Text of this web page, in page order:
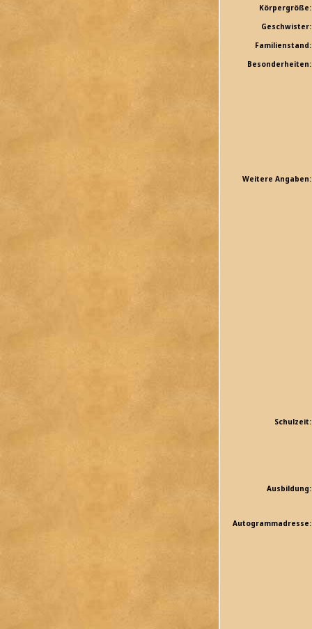
Körpergröße:
Geschwister:
Familienstand:
Besonderheiten:
Weitere Angaben:
Schulzeit:
Ausbildung:
Autogrammadresse: